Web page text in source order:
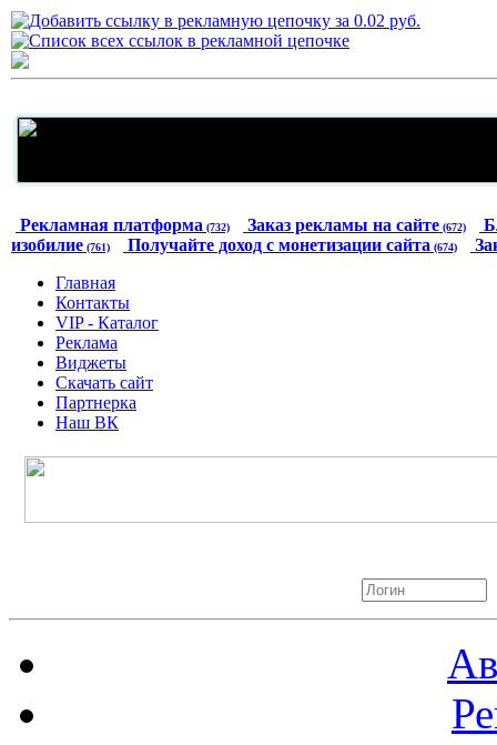
Рекламная платформа (732) Заказ рекламы на сайте (672)
изобилие (761) Получайте доход с монетизации сайта (674)
Главная
Контакты
VIP - Каталог
Реклама
Виджеты
Скачать сайт
Партнерка
Наш ВК